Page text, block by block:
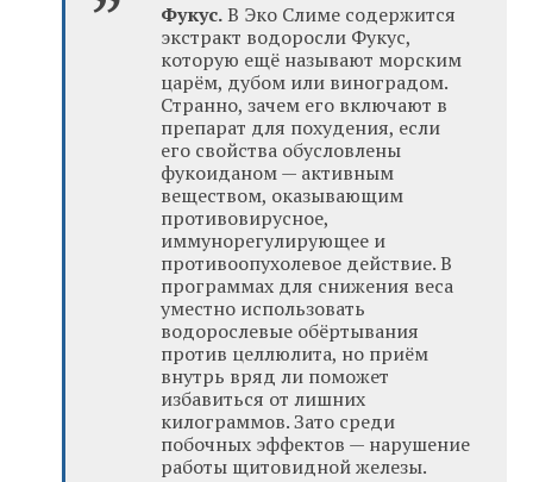
Фукус.В Эко Слиме содержится
экстракт водоросли Фукус,
которую ещё называют морским
царём, дубом или виноградом.
Странно, зачем его включают в
препарат для похудения, если
его свойства обусловлены
фукоиданом — активным
веществом, оказывающим
противовирусное,
иммунорегулирующее и
противоопухолевое действие. В
программах для снижения веса
уместно использовать
водорослевые обёртывания
против целлюлита, но приём
внутрь вряд ли поможет
избавиться от лишних
килограммов. Зато среди
побочных эффектов — нарушение
работы щитовидной железы.